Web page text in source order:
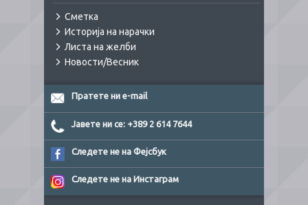
Сметка
Историја на нарачки
Листа на желби
Новости/Весник
Пратете ни e-mail
Јавете ни се: +389 2 614 7644
Следете не на Фејсбук
Следете не на Инстаграм